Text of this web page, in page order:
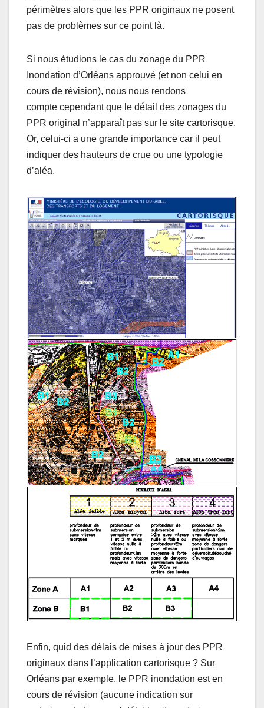
périmètres alors que les PPR originaux ne posent
pas de problèmes sur ce point là.
Si nous étudions le cas du zonage du PPR
Inondation d’Orléans approuvé (et non celui en
cours de révision), nous nous rendons
compte cependant que le détail des zonages du
PPR original n’apparaît pas sur le site cartorisque.
Or, celui-ci a une grande importance car il peut
indiquer des hauteurs de crue ou une typologie
d’aléa.
Enfin, quid des délais de mises à jour des PPR
originaux dans l’application cartorisque ? Sur
Orléans par exemple, le PPR inondation est en
cours de révision (aucune indication sur